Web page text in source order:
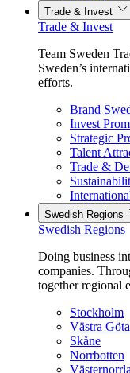
Trade & Invest
Trade & Invest
Team Sweden
Sweden’s
efforts.
Brand
Invest
Strategic
Talent
Trade &
Swedish Regions
Swedish Regions
Doing business
companies.
together regional
Stockholm
Västra
Skåne
Norrbotten